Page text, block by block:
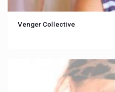
Venger Collective